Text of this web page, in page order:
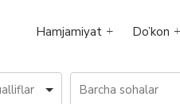
Hamjamiyat Do’kon